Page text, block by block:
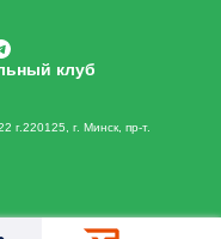
клуб
г. Минск, пр-т.